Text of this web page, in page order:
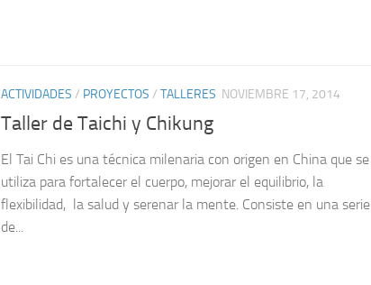
ACTIVIDADES / PROYECTOS / TALLERES NOVIEMBRE 17, 2014
Taller de Taichi y Chikung
El Tai Chi es una técnica milenaria con origen en China que se
utiliza para fortalecer el cuerpo, mejorar el equilibrio, la
flexibilidad, la salud y serenar la mente. Consiste en una serie
de...